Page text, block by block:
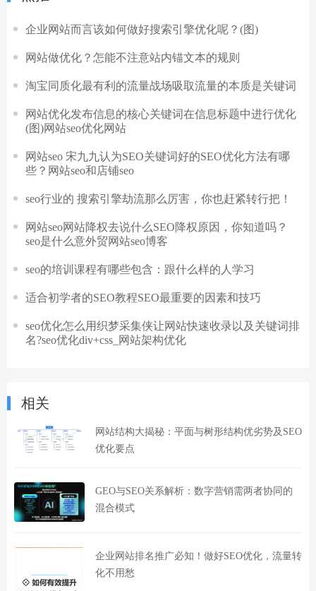
企业网站而言该如何做好搜索引擎优化呢？(图)
网站做优化？怎能不注意站内锚文本的规则
淘宝同质化最有利的流量战场吸取流量的本质是关键词
网站优化发布信息的核心关键词在信息标题中进行优化
(图)网站seo优化网站
网站seo 宋九九认为SEO关键词好的SEO优化方法有哪
些？网站seo和店铺seo
seo行业的 搜索引擎劫流那么厉害，你也赶紧转行把！
网站seo网站降权去说什么SEO降权原因，你知道吗？
seo是什么意外贸网站seo博客
seo的培训课程有哪些包含：跟什么样的人学习
适合初学者的SEO教程SEO最重要的因素和技巧
seo优化怎么用织梦采集侠让网站快速收录以及关键词排
名?seo优化div+css_网站架构优化
相关
网站结构大揭秘：平面与树形结构优劣势及SEO
优化要点
GEO与SEO关系解析：数字营销需两者协同的
混合模式
企业网站排名推广必知！做好SEO优化，流量转
化不用愁